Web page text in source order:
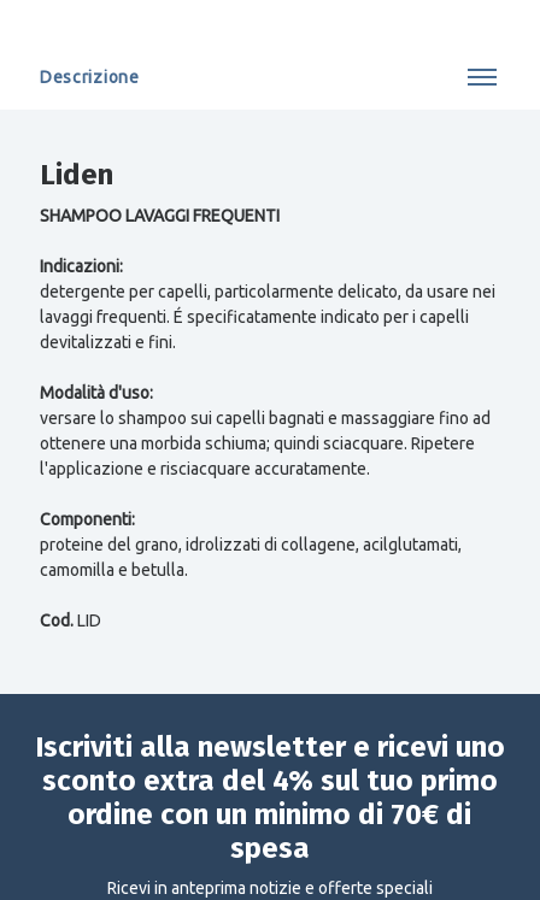
Descrizione
Liden
SHAMPOO LAVAGGI FREQUENTI
Indicazioni:
detergente per capelli, particolarmente delicato, da usare nei
lavaggi frequenti. É specificatamente indicato per i capelli
devitalizzati e fini.
Modalità d'uso:
versare lo shampoo sui capelli bagnati e massaggiare fino ad
ottenere una morbida schiuma; quindi sciacquare. Ripetere
l'applicazione e risciacquare accuratamente.
Componenti:
proteine del grano, idrolizzati di collagene, acilglutamati,
camomilla e betulla.
Cod.LID
Iscriviti alla newsletter e ricevi uno
sconto extra del 4% sul tuo primo
ordine con un minimo di 70€ di
spesa
Ricevi in anteprima notizie e offerte speciali